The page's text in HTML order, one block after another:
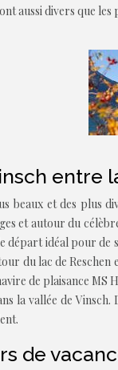
aussi divers que les
entre
beaux et des plus
et autour du
idéal pour
du lac de
de plaisance
vallée de